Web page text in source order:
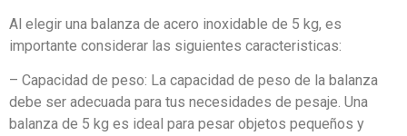
Al elegir una balanza de acero inoxidable de 5 kg, es
importante considerar las siguientes caracteristicas:
– Capacidad de peso: La capacidad de peso de la balanza
debe ser adecuada para tus necesidades de pesaje. Una
balanza de 5 kg es ideal para pesar objetos pequeños y